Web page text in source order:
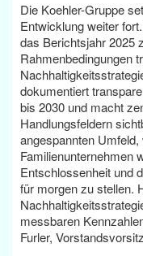
Die Koehler-Gruppe
Entwicklung weiter
das Berichtsjahr 2025
Rahmenbedingungen
dokumentiert
bis 2030 und macht
Handlungsfeldern
angespannten
Familienunternehmen
Entschlossenheit und
für morgen zu stellen.
messbaren
Furler,